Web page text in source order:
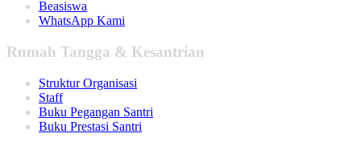
Beasiswa
WhatsApp Kami
Rumah Tangga & Kesantrian
Struktur Organisasi
Staff
Buku Pegangan Santri
Buku Prestasi Santri